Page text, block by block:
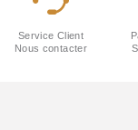
Service Client
Nous contacter